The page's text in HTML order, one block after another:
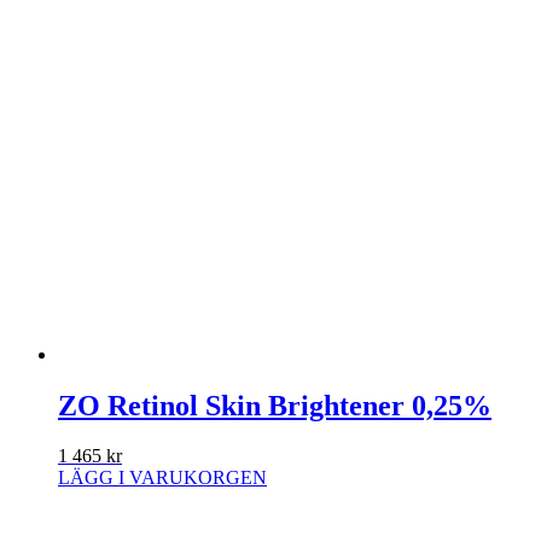
ZO Retinol Skin Brightener 0,25%
1 465 kr
LÄGG I VARUKORGEN